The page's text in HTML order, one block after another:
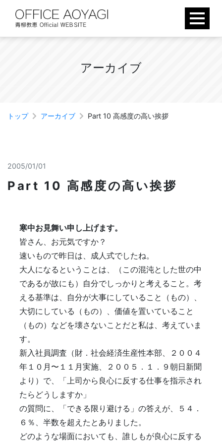
content
アーカ イ ブ
トップ アーカイブ Part 10 高感度の高い挨拶
2005/01/01
Part 10 高感度の高い挨拶
寒中お見舞い申し上げます。
皆さん、お元気ですか？
速いもので昨日は、成人式でしたね。
大人になるということは、（この混沌とした世の中
であるが故にも）自分でしっかりと考えること。考
える基準は、自分が大事にしていること（もの）、
大切にしている（もの）、価値を置いていること
（もの）などを壊さないことだと私は、考えていま
す。
新入社員調査（財．社会経済生産性本部、２００４
年１０月〜１１月実施、２００５．１．９朝日新聞
より）で、「上司から良心に反する仕事を指示され
たらどうしますか」
の質問に、「できる限り避ける」の答えが、５４．
６％、半数を超えたとありました。
どのような場面においても、誰しもが良心に反する